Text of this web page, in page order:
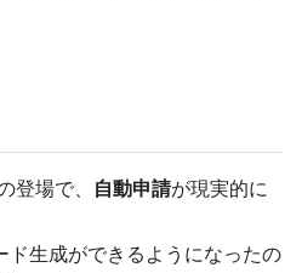
場で、 自動申請が現実的に
ド生成ができるようになったの